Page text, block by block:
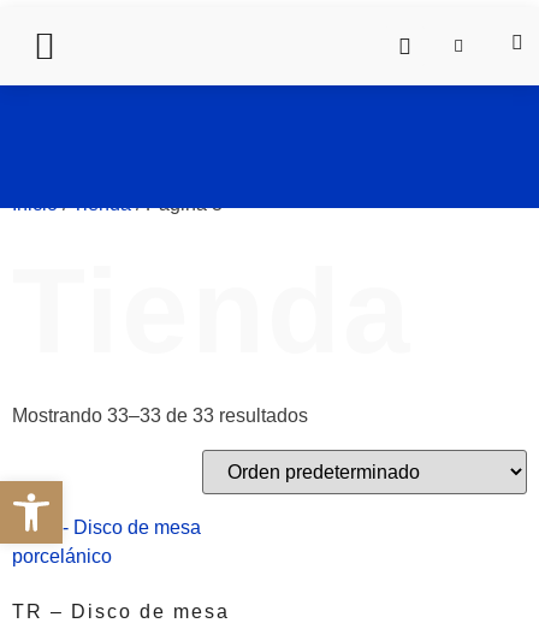
Abrir barra de herramientas
Inicio/Tienda/ Página 3
Mostrando 33–33 de 33 resultados
TR – Disco de mesa